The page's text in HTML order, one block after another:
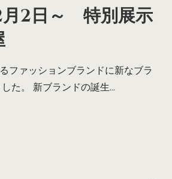
月2日～ 特別展示
ファッションブランドに新なブラ
た。 新ブランドの誕生...